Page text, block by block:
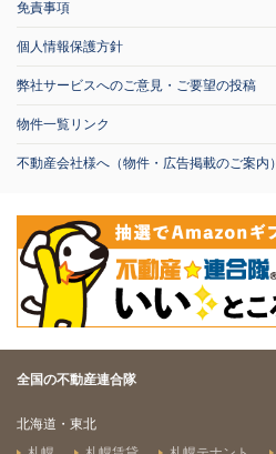
免責事項
個人情報保護方針
弊社サービスへのご意見・ご要望の投稿
物件一覧リンク
不動産会社様へ（物件・広告掲載のご案内）
全国の不動産連合隊
北海道・東北